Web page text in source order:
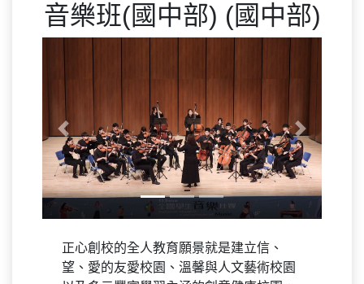
音樂班(國中部) (國中部)
Previous Next
正心創校的全人教育願景就是建立信、
望、愛的友愛校園、溫馨與人文藝術校園